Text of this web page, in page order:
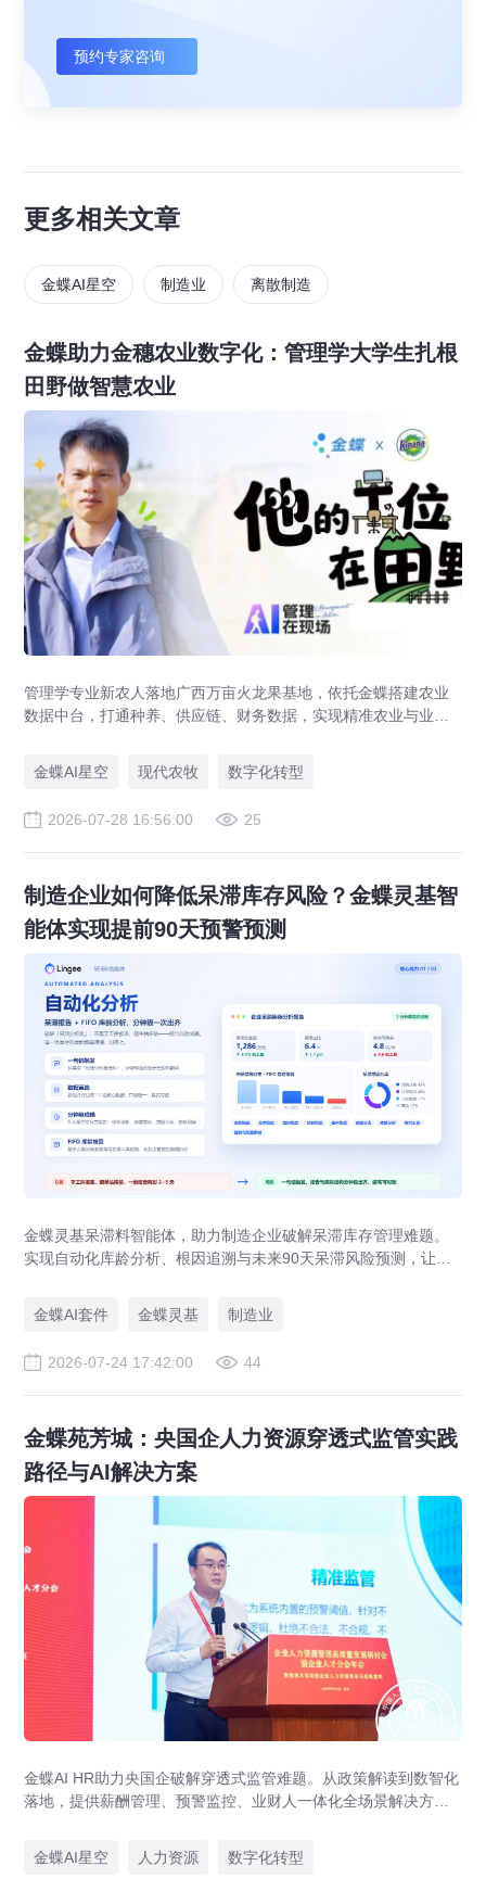
预约专家咨询
更多相关文章
金蝶AI星空 制造业 离散制造
金蝶助力金穗农业数字化：管理学大学生扎根
田野做智慧农业
管理学专业新农人落地广西万亩火龙果基地，依托金蝶搭建农业
数据中台，打通种养、供应链、财务数据，实现精准农业与业财
金蝶AI星空
现代农牧 数字化转型
2026-07-28 16:56:00 25
制造企业如何降低呆滞库存风险？金蝶灵基智
能体实现提前90天预警预测
金蝶灵基呆滞料智能体，助力制造企业破解呆滞库存管理难题。
实现自动化库龄分析、根因追溯与未来90天呆滞风险预测，让库
金蝶AI套件
金蝶灵基 制造业
2026-07-24 17:42:00 44
金蝶苑芳城：央国企人力资源穿透式监管实践
路径与AI解决方案
金蝶AI HR助力央国企破解穿透式监管难题。从政策解读到数智化
落地，提供薪酬管理、预警监控、业财人一体化全场景解决方
金蝶AI星空
人力资源 数字化转型